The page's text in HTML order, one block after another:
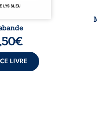
€
LIVRE